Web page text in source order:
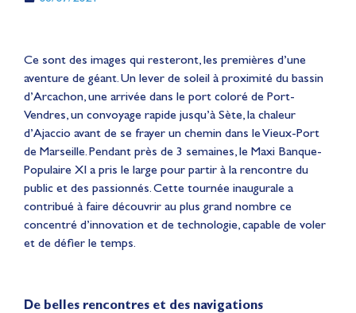
Ce sont des images qui resteront, les premières d’une
aventure de géant.Un lever de soleil à proximité du bassin
d’Arcachon, une arrivée dans le port coloré de Port-
Vendres, un convoyage rapide jusqu’à Sète, la chaleur
d’Ajaccio avant de se frayer un chemin dans le Vieux-Port
de Marseille. Pendant près de 3 semaines, le Maxi Banque-
Populaire XI a pris le large pour partir à la rencontre du
public et des passionnés. Cette tournée inaugurale a
contribué à faire découvrir au plus grand nombre ce
concentré d’innovation et de technologie, capable de voler
et de défier le temps.
De belles rencontres et des navigations